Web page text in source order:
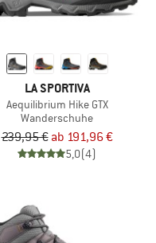
LA SPORTIVA
Aequilibrium Hike GTX
Wanderschuhe
239,95 € ab 191,96 €
5,0(4)